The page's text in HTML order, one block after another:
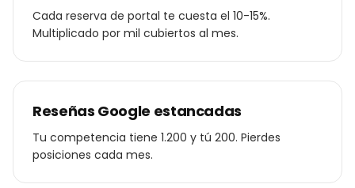
Cada reserva de portal te cuesta el 10-15%.
Multiplicado por mil cubiertos al mes.
Reseñas Google estancadas
Tu competencia tiene 1.200 y tú 200. Pierdes
posiciones cada mes.